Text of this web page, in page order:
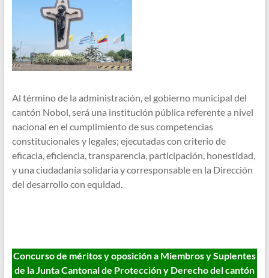
Al término de la administración, el gobierno municipal del
cantón Nobol, será una institución pública referente a nivel
nacional en el cumplimiento de sus competencias
constitucionales y legales; ejecutadas con criterio de
eficacia, eficiencia, transparencia, participación, honestidad,
y una ciudadanía solidaria y corresponsable en la Dirección
del desarrollo con equidad.
Concurso de méritos y oposición a Miembros y Suplentes
de la Junta Cantonal de Protección y Derecho del cantón